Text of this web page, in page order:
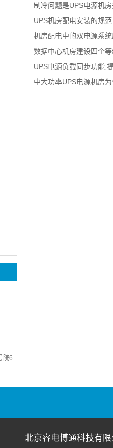
了！
制冷问题是UPS电源机
UPS机房配电安装的规范
机房配电中的双电源系
数据中心机房建设四个
（T1/T2/T3/T4）
UPS电源负载同步功能,
中大功率UPS电源机房
院6
北京睿电博通科技有